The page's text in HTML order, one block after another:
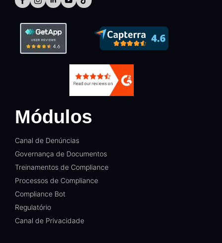
Módulos
Canal de Denúncias
Governança de Documentos
Treinamentos de Compliance
Processos de Compliance
Compliance Bot
Regulatório
Canal de Privacidade